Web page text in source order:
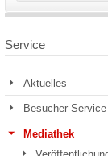
Service
Aktuelles
Besucher-Service
Mediathek